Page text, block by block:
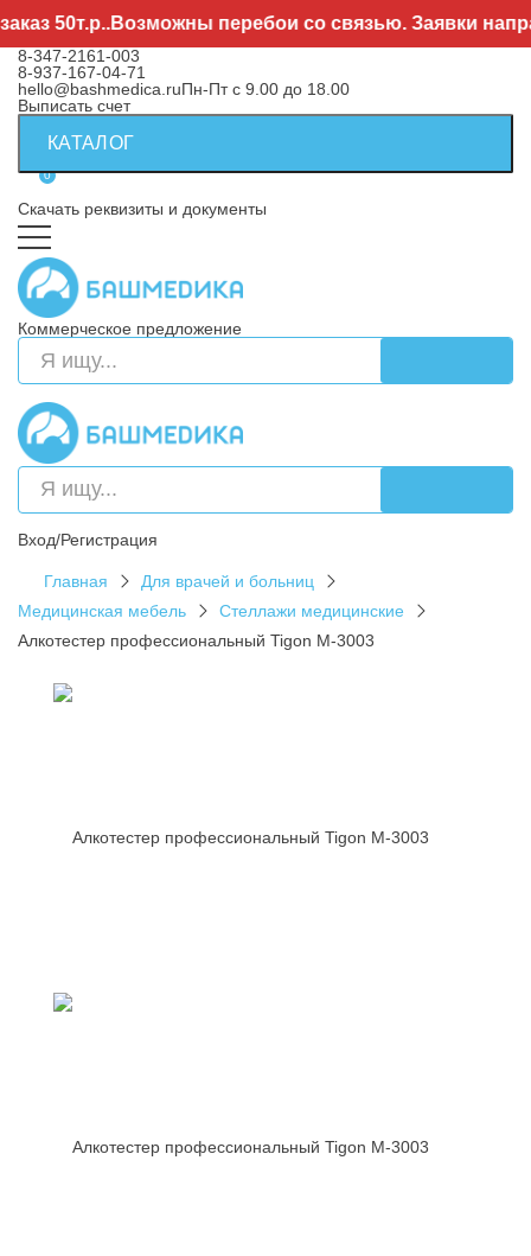
50т.р..Возможны перебои со связью. Заявки
8-347-2161-003
8-937-167-04-71
hello@bashmedica.ruПн-Пт с 9.00 до 18.00
Выписать счет
КАТАЛОГ
0
Скачать реквизиты и документы
Коммерческое предложение
Вход/Регистрация
Главная
Для врачей и больниц
Медицинская мебель
Стеллажи медицинские
Алкотестер профессиональный Tigon M-3003